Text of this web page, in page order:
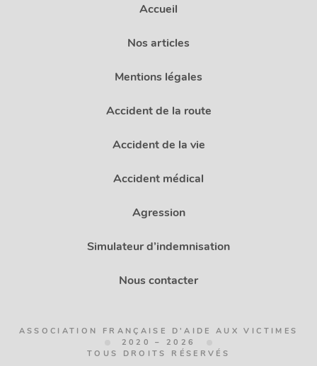
Accueil
Nos articles
Mentions légales
Accident de la route
Accident de la vie
Accident médical
Agression
Simulateur d’indemnisation
Nous contacter
ASSOCIATION FRANÇAISE D'AIDE AUX VICTIMES
2020 – 2026
TOUS DROITS RÉSERVÉS